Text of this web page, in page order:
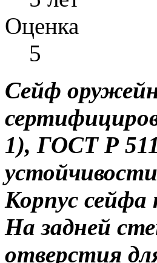
Оценка
5
Сейф
1), ГОСТ Р
Корпус
На задней
отверстия